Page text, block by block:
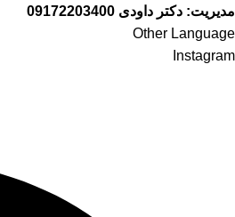
مدیریت: دکتر داودی 09172203400
Other Language
Instagram